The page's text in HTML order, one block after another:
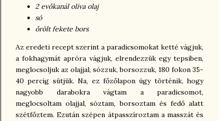
2 evőkanál olíva olaj
só
őrölt fekete bors
Az eredeti recept szerint a paradicsomokat ketté vágjuk,
a fokhagymát apróra vágjuk, elrendezzük egy tepsiben,
meglocsoljuk az olajjal, sózzuk, borsozzuk, 180 fokon 35-
40 percig sütjük. Na, ez főzőlapon úgy történik, hogy
nagyobb darabokra vágtam a paradicsomot,
meglocsoltam olajjal, sóztam, borsoztam és fedő alatt
szétfőztem. Ezután szépen átpasszíroztam a masszát és